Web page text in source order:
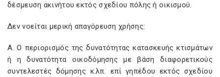
δέσμευση ακινήτου εκτός σχεδίου πόλης ή οικισμού.
Δεν νοείται μερική απαγόρευση χρήσης:
Α. Ο περιορισμός της δυνατότητας κατασκευής κτισμάτων
ή η δυνατότητα οικοδόμησης με βάση διαφορετικούς
συντελεστές δόμησης κ.λπ. επί γηπέδου εκτός σχεδίου